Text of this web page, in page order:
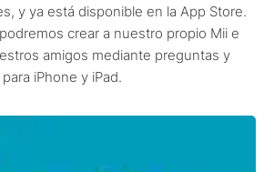
y ya está disponible en la App Store.
crear a nuestro propio Mii e
amigos mediante preguntas y
iPhone y iPad.